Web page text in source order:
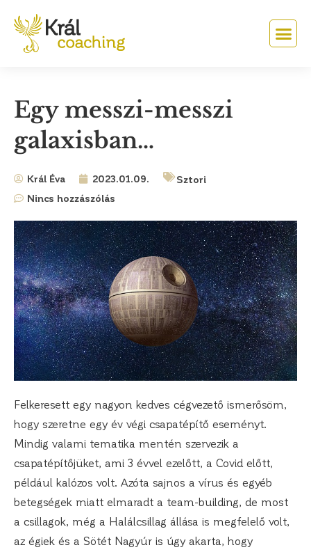
Egy messzi-messzi
galaxisban…
Král Éva 2023.01.09.
Sztori
Nincs hozzászólás
Felkeresett egy nagyon kedves cégvezető ismerősöm,
hogy szeretne egy év végi csapatépítő eseményt.
Mindig valami tematika mentén szervezik a
csapatépítőjüket, ami 3 évvel ezelőtt, a Covid előtt,
például kalózos volt. Azóta sajnos a vírus és egyéb
betegségek miatt elmaradt a team-building, de most
a csillagok, még a Halálcsillag állása is megfelelő volt,
az égiek és a Sötét Nagyúr is úgy akarta, hogy